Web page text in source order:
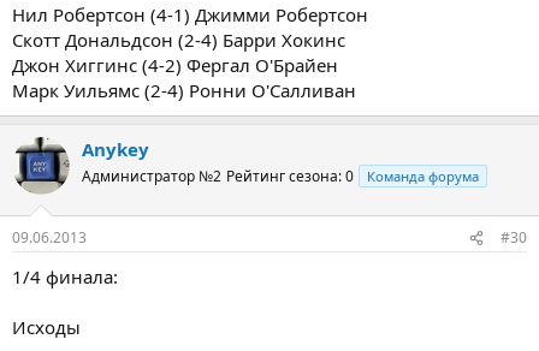
Нил Робертсон (4-1) Джимми Робертсон
Скотт Дональдсон (2-4) Барри Хокинс
Джон Хиггинс (4-2) Фергал О'Брайен
Марк Уильямс (2-4) Ронни О'Салливан
Anykey
Администратор №2 Рейтинг сезона: 0 Команда форума
09.06.2013 #30
1/4 финала:
Исходы